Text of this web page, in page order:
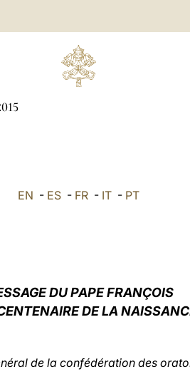
EN - ES- FR- IT- PT
DU PAPE FRANÇOIS
DE LA
de la confédération des